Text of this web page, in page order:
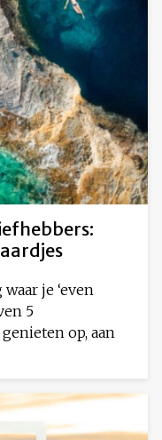
je ‘even
5
op, aan